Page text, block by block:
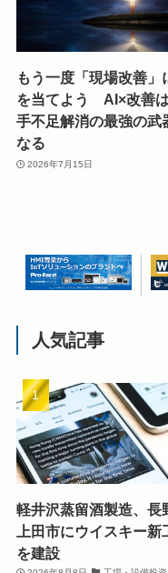
もう一度「現場改善」
を当てよう AI×改善
手不足解消の最強の武
なる
2026年7月15日
人気記事
軽井沢蒸留酒製造、長
上田市にウイスキー新
を建設